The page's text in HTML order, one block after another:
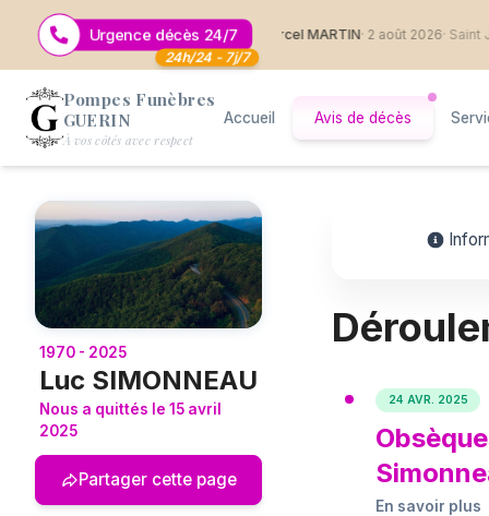
Urgence décès 24/7
24h/24 - 7j/7
2026· Saint Jean de Boiseau Marcel MARTIN· 2 août 2026 · Saint
Logo Pompes Funèbres GUERIN
Pompes Funèbres
GUERIN
À vos côtés avec respect
Accueil Avis de décès
1970 - 2025
Luc SIMONNEAU
Nous a quittés le 15 avril
2025
Partager cette page
24 AVR. 2025
En savoir plus